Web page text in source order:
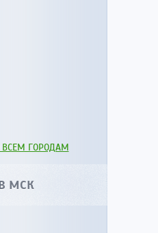
ВСЕМ ГОРОДАМ
МСК